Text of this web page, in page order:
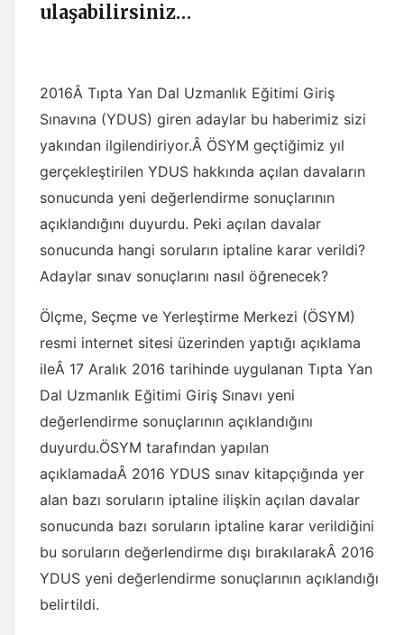
ulaşabilirsiniz…
2016Â Tıpta Yan Dal Uzmanlık Eğitimi Giriş
Sınavına (YDUS) giren adaylar bu haberimiz sizi
yakından ilgilendiriyor.Â ÖSYM geçtiğimiz yıl
gerçekleştirilen YDUS hakkında açılan davaların
sonucunda yeni değerlendirme sonuçlarının
açıklandığını duyurdu. Peki açılan davalar
sonucunda hangi soruların iptaline karar verildi?
Adaylar sınav sonuçlarını nasıl öğrenecek?
Ölçme, Seçme ve Yerleştirme Merkezi (ÖSYM)
resmi internet sitesi üzerinden yaptığı açıklama
ileÂ 17 Aralık 2016 tarihinde uygulanan Tıpta Yan
Dal Uzmanlık Eğitimi Giriş Sınavı yeni
değerlendirme sonuçlarının açıklandığını
duyurdu.ÖSYM tarafından yapılan
açıklamadaÂ 2016 YDUS sınav kitapçığında yer
alan bazı soruların iptaline ilişkin açılan davalar
sonucunda bazı soruların iptaline karar verildiğini
bu soruların değerlendirme dışı bırakılarakÂ 2016
YDUS yeni değerlendirme sonuçlarının açıklandığı
belirtildi.